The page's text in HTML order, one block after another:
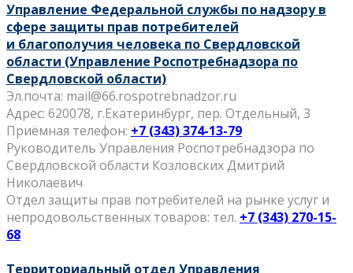
Управление Федеральной службы по надзору в
сфере защиты прав потребителей
и благополучия человека по Свердловской
области (Управление Роспотребнадзора по
Свердловской области)
Эл.почта: mail@66.rospotrebnadzor.ru
Адрес: 620078, г.Екатеринбург, пер. Отдельный, 3
Приёмная телефон: +7 (343) 374-13-79
Руководитель Управления Роспотребнадзора по
Свердловской области КозловскихДмитрий
Николаевич
Отдел защиты прав потребителей на рынке услуг и
непродовольственных товаров: тел. +7 (343) 270-15-
68
Территориальный отдел Управления